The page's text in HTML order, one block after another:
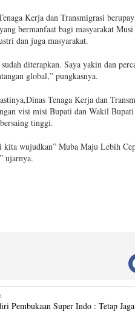
Kerja dan Transmigrasi
bermanfaat bagi masyarakat
dan juga masyarakat.
diterapkan. Saya yakin dan
global,” pungkasnya.
Tenaga Kerja dan
visi misi Bupati dan Wakil
tinggi.
wujudkan” Muba Maju Lebih
ujarnya.
Pembukaan Super Indo : Tetap Jaga